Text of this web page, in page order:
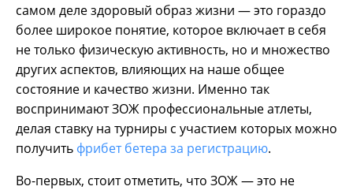
самом деле здоровый образ жизни — это гораздо
более широкое понятие, которое включает в себя
не только физическую активность, но и множество
других аспектов, влияющих на наше общее
состояние и качество жизни. Именно так
воспринимают ЗОЖ профессиональные атлеты,
делая ставку на турниры с участием которых можно
получить фрибет бетера за регистрацию.
Во-первых, стоит отметить, что ЗОЖ — это не